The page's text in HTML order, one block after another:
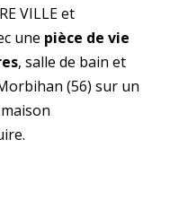
VILLE et
une pièce de vie
, salle de bain et
(56) sur un